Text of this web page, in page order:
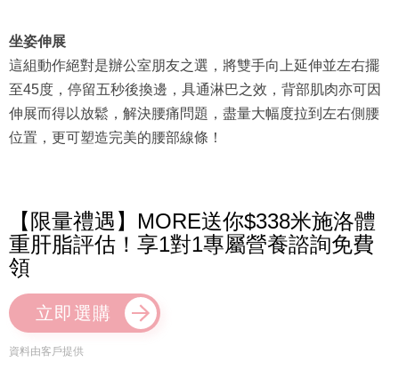
坐姿伸展
這組動作絕對是辦公室朋友之選，將雙手向上延伸並左右擺
至45度，停留五秒後換邊，具通淋巴之效，背部肌肉亦可因
伸展而得以放鬆，解決腰痛問題，盡量大幅度拉到左右側腰
位置，更可塑造完美的腰部線條！
【限量禮遇】MORE送你$338米施洛體
重肝脂評估！享1對1專屬營養諮詢免費
領
立即選購
資料由客戶提供